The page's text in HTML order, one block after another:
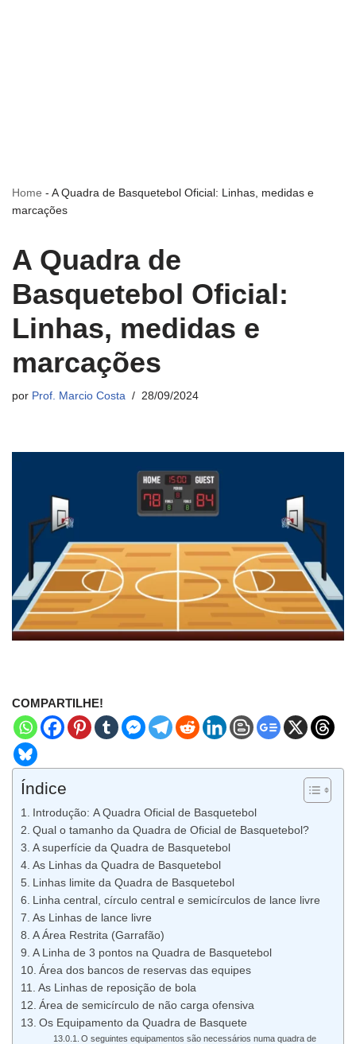
Home - A Quadra de Basquetebol Oficial: Linhas, medidas e
marcações
A Quadra de
Basquetebol Oficial:
Linhas, medidas e
marcações
por Prof. Marcio Costa 28/09/2024
COMPARTILHE!
Índice
Introdução: A Quadra Oficial de Basquetebol
Qual o tamanho da Quadra de Oficial de Basquetebol?
A superfície da Quadra de Basquetebol
As Linhas da Quadra de Basquetebol
Linhas limite da Quadra de Basquetebol
Linha central, círculo central e semicírculos de lance livre
As Linhas de lance livre
A Área Restrita (Garrafão)
A Linha de 3 pontos na Quadra de Basquetebol
Área dos bancos de reservas das equipes
As Linhas de reposição de bola
Área de semicírculo de não carga ofensiva
Os Equipamento da Quadra de Basquete
O seguintes equipamentos são necessários numa quadra de